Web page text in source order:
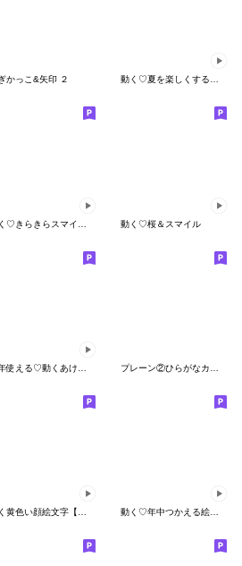
かっこ&矢印 ２ 動く♡夏を楽しくする絵文字
動く♡桜＆スマイル
動く黄色い顔絵文字【怒り編】 動く♡年中つかえる絵文字♡5（関西弁）